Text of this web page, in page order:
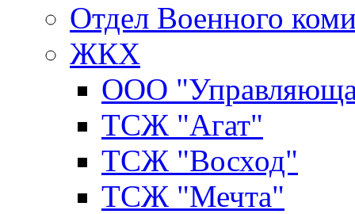
Отдел Военного
ЖКХ
ООО
ТСЖ "Агат"
ТСЖ "Восход"
ТСЖ "Мечта"